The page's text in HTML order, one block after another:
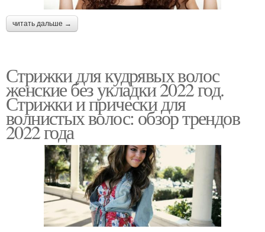
читать дальше →
Стрижки для кудрявых волос
женские без укладки 2022 год.
Стрижки и прически для
волнистых волос: обзор трендов
2022 года